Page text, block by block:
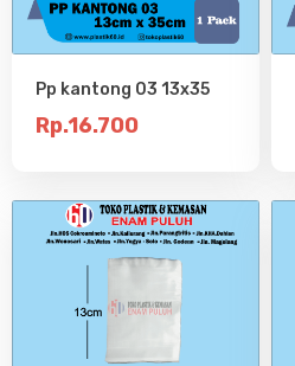
Pp kantong 03 13x35
Rp.16.700